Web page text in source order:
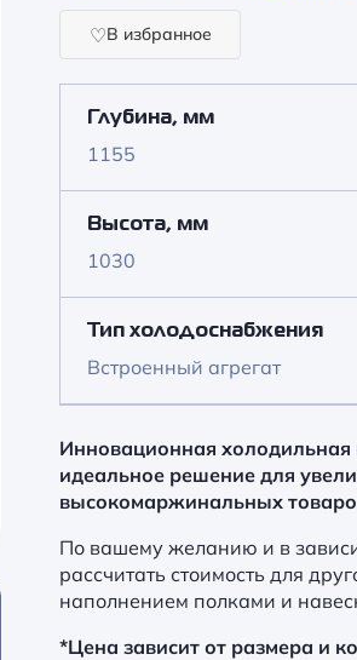
В избранное
Глубина, мм
1155
Высота, мм
1030
Тип холодоснабжения
Встроенный агрегат
Инновационная
идеальное решение для
высокомаржинальных
По вашему желанию и в
рассчитать стоимость для
наполнением полками и
*Цена зависит от размера и